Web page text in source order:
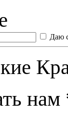
Даю
нам